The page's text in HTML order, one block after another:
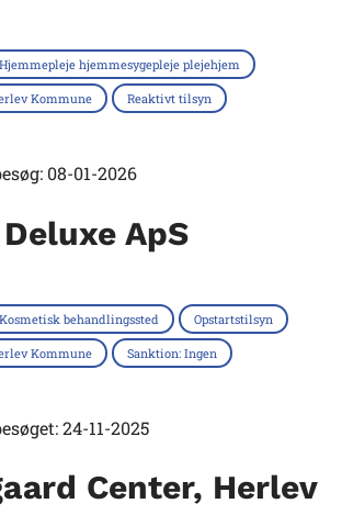
Hjemmepleje hjemmesygepleje plejehjem
Kommune Reaktivt tilsyn
08-01-2026
ApS
Kosmetisk behandlingssted Opstartstilsyn
Kommune Sanktion: Ingen
24-11-2025
Center, Herlev